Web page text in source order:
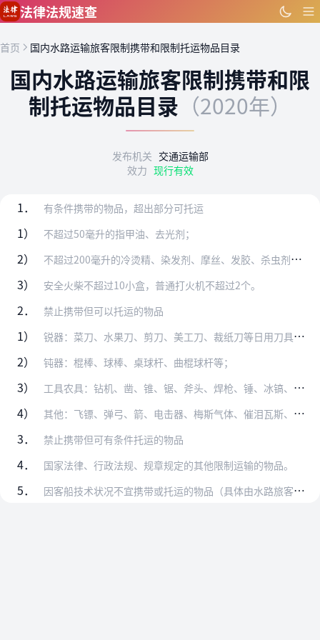
跳到主要内容
法律法规速查
首页 国内水路运输旅客限制携带和限制托运物品目录
国内水路运输旅客限制携带和限
制托运物品目录 （2020年）
发布机关 交通运输部
效力 现行有效
1． 有条件携带的物品，超出部分可托运
1） 不超过50毫升的指甲油、去光剂；
2） 不超过200毫升的冷烫精、染发剂、摩丝、发胶、杀虫剂、空气清新剂等自喷压力容器；
3） 安全火柴不超过10小盒，普通打火机不超过2个。
2． 禁止携带但可以托运的物品
1） 锐器：菜刀、水果刀、剪刀、美工刀、裁纸刀等日用刀具；手术刀、屠宰刀、雕刻刀、刨刀、铣刀等专业刀具；刀、矛、剑、戟等表演刀具；
2） 钝器：棍棒、球棒、桌球杆、曲棍球杆等；
3） 工具农具：钻机、凿、锥、锯、斧头、焊枪、锤、冰镐、扁担、耙等；
4） 其他：飞镖、弹弓、箭、电击器、梅斯气体、催泪瓦斯、胡椒辣椒喷剂、体积百分含量小于24%的酒精或酒精饮料（包装完整且标识清晰）等。
3． 禁止携带但可有条件托运的物品
4． 国家法律、行政法规、规章规定的其他限制运输的物品。
5． 因客船技术状况不宜携带或托运的物品（具体由水路旅客运输业务经营者对外公布）。